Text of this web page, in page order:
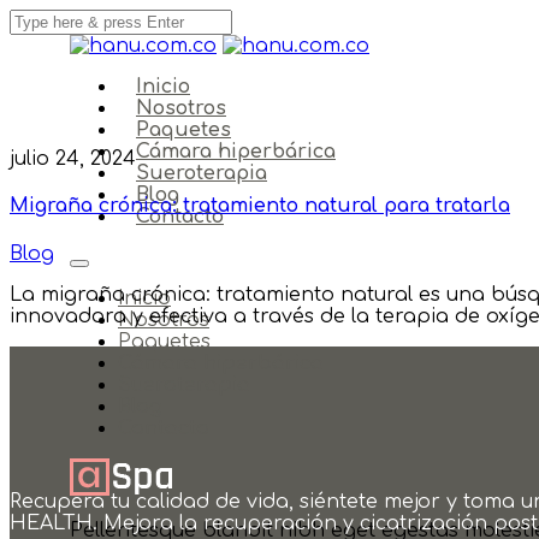
Inicio
Nosotros
Paquetes
Cámara hiperbárica
Sueroterapia
Blog
Contacto
Inicio
Nosotros
Paquetes
Pellentesque blandit nibh eget egestas
julio 24, 2024
Migraña crónica: tratamiento natural para tratarla
Blog
La migraña crónica: tratamiento natural es una
innovadora y efectiva a través de la terapia de
Recupera tu calidad de vida, siéntete mejor y toma
HEALTH. Mejora la recuperación y cicatrización